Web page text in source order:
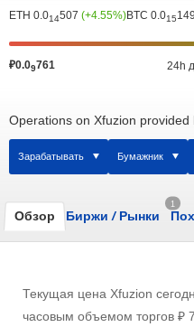
ETH 0.014507 (+4.55%)BTC 0.015149
₽0.09761 24h
Operations on Xfuzion provided
Зарабатывать Бумажник
Обзор Биржи /Рынки
1
Текущая цена Xfuzion
часовым объемом торгов ₽